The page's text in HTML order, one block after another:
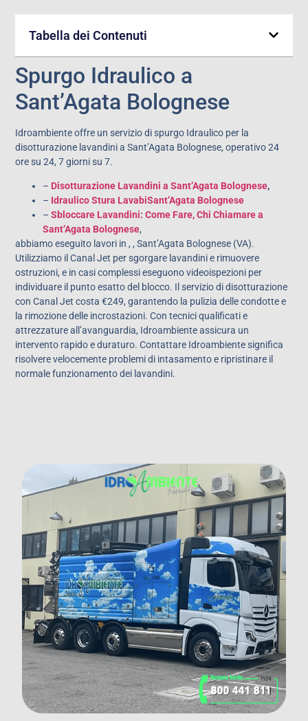
Tabella dei Contenuti
Spurgo Idraulico a
Sant’Agata Bolognese
Idroambiente offre un servizio di spurgo Idraulico per la
disotturazione lavandini a Sant’Agata Bolognese, operativo 24
ore su 24, 7 giorni su 7.
– Disotturazione Lavandini a Sant’Agata Bolognese,
– Idraulico Stura LavabiSant’Agata Bolognese
–Sbloccare Lavandini: Come Fare, Chi Chiamare a
Sant’Agata Bolognese,
abbiamo eseguito lavori in , , Sant’Agata Bolognese (VA).
Utilizziamo il Canal Jet per sgorgare lavandini e rimuovere
ostruzioni, e in casi complessi eseguono videoispezioni per
individuare il punto esatto del blocco. Il servizio di disotturazione
con Canal Jet costa €249, garantendo la pulizia delle condotte e
la rimozione delle incrostazioni. Con tecnici qualificati e
attrezzature all’avanguardia, Idroambiente assicura un
intervento rapido e duraturo. Contattare Idroambiente significa
risolvere velocemente problemi di intasamento e ripristinare il
normale funzionamento dei lavandini.